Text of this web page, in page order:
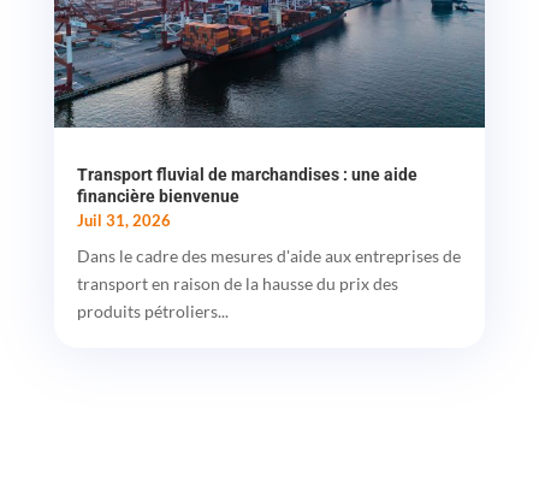
Transport fluvial de marchandises : une aide
financière bienvenue
Juil 31, 2026
Dans le cadre des mesures d'aide aux entreprises de
transport en raison de la hausse du prix des
produits pétroliers...